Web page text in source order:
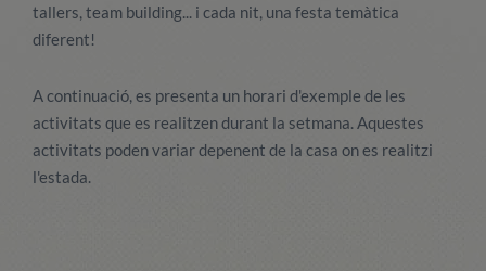
tallers, team building... i cada nit, una festa temàtica
diferent!
A continuació, es presenta un horari d'exemple de les
activitats que es realitzen durant la setmana. Aquestes
activitats poden variar depenent de la casa on es realitzi
l'estada.